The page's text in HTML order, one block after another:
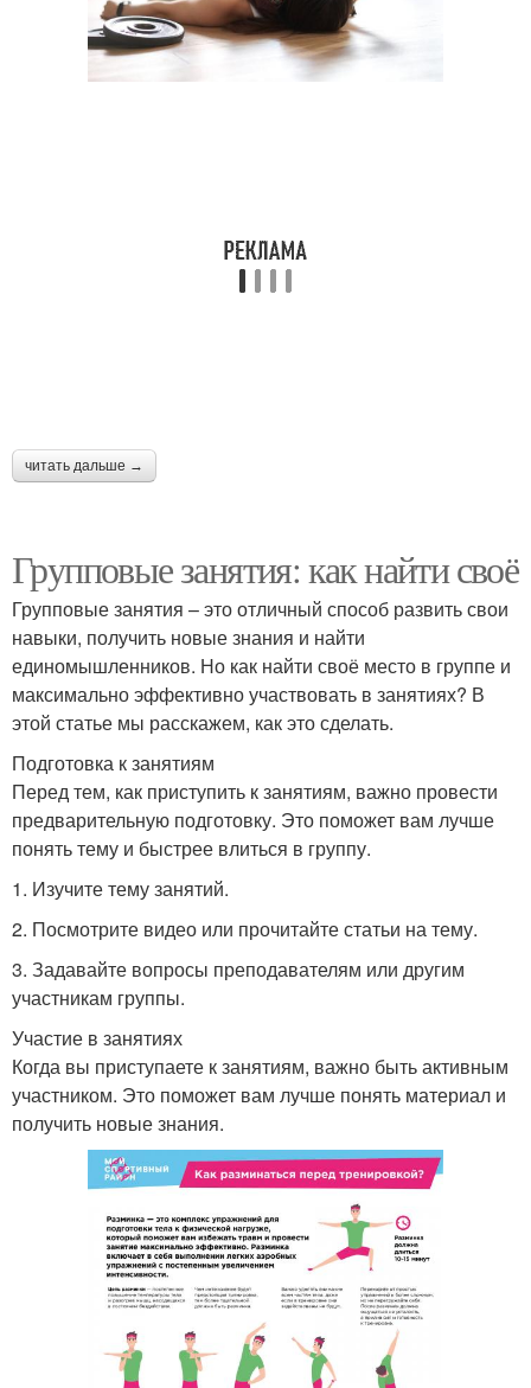
читать дальше →
Групповые занятия: как найти своё
Групповые занятия – это отличный способ развить свои
навыки, получить новые знания и найти
единомышленников. Но как найти своё место в группе и
максимально эффективно участвовать в занятиях? В
этой статье мы расскажем, как это сделать.
Подготовка к занятиям
Перед тем, как приступить к занятиям, важно провести
предварительную подготовку. Это поможет вам лучше
понять тему и быстрее влиться в группу.
1. Изучите тему занятий.
2. Посмотрите видео или прочитайте статьи на тему.
3. Задавайте вопросы преподавателям или другим
участникам группы.
Участие в занятиях
Когда вы приступаете к занятиям, важно быть активным
участником. Это поможет вам лучше понять материал и
получить новые знания.